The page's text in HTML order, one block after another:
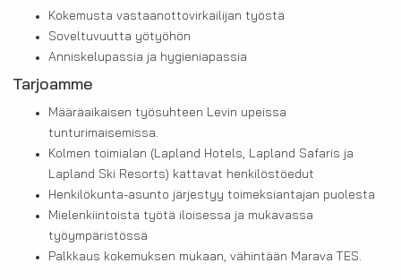
Kokemusta vastaanottovirkailijan työstä
Soveltuvuutta yötyöhön
Anniskelupassia ja hygieniapassia
Tarjoamme
Määräaikaisen työsuhteen Levin upeissa
tunturimaisemissa.
Kolmen toimialan (Lapland Hotels, Lapland Safaris ja
Lapland Ski Resorts) kattavat henkilöstöedut
Henkilökunta-asunto järjestyy toimeksiantajan puolesta
Mielenkiintoista työtä iloisessa ja mukavassa
työympäristössä
Palkkaus kokemuksen mukaan, vähintään Marava TES.